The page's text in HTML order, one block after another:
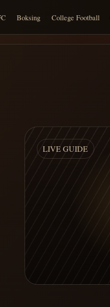
Boksing College Football
LIVE GUIDE